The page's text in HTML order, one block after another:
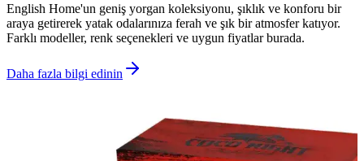
English Home'un geniş yorgan koleksiyonu, şıklık ve konforu bir
araya getirerek yatak odalarınıza ferah ve şık bir atmosfer katıyor.
Farklı modeller, renk seçenekleri ve uygun fiyatlar burada.
Daha fazla bilgi edinin